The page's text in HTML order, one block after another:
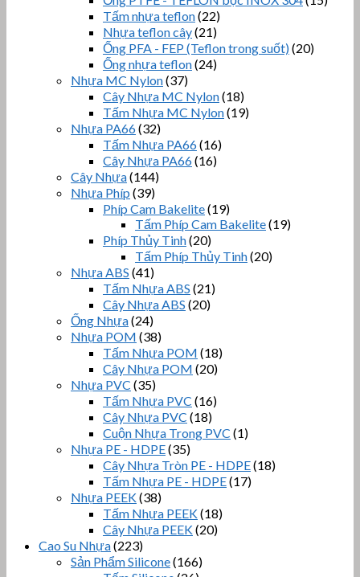
Tấm nhựa teflon(22)
Nhựa teflon cây(21)
Ống PFA - FEP (Teflon trong suốt)(20)
Ống nhựa teflon(24)
Nhựa MC Nylon(37)
Cây Nhựa MC Nylon(18)
Tấm Nhựa MC Nylon(19)
Nhựa PA66(32)
Tấm Nhựa PA66(16)
Cây Nhựa PA66(16)
Cây Nhựa(144)
Nhựa Phíp (39)
Phíp Cam Bakelite(19)
Tấm Phíp Cam Bakelite(19)
Phíp Thủy Tinh(20)
Tấm Phíp Thủy Tinh(20)
Nhựa ABS (41)
Tấm Nhựa ABS (21)
Cây Nhựa ABS (20)
Ống Nhựa(24)
Nhựa POM (38)
Tấm Nhựa POM (18)
Cây Nhựa POM (20)
Nhựa PVC (35)
Tấm Nhựa PVC (16)
Cây Nhựa PVC (18)
Cuộn Nhựa Trong PVC (1)
Nhựa PE - HDPE(35)
Cây Nhựa Tròn PE - HDPE(18)
Tấm Nhựa PE - HDPE(17)
Nhựa PEEK(38)
Tấm Nhựa PEEK(18)
Cây Nhựa PEEK(20)
Cao Su Nhựa(223)
Sản Phẩm Silicone(166)